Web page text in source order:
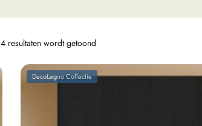
resultaten wordt getoond
DecoLegno Collectie